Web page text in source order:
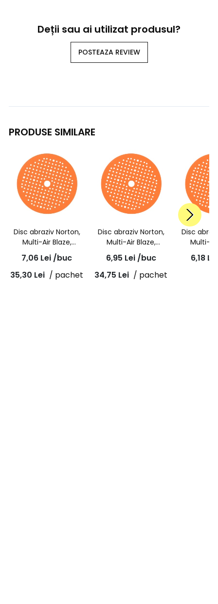
Deții sau ai utilizat produsul?
POSTEAZA REVIEW
PRODUSE SIMILARE
Disc abraziv Norton,
Multi-Air Blaze,
granulatie P40,
ceramic A995,
150x18mm
7,06 Lei /buc
35,30 Lei / pachet
Disc abraziv Norton,
Multi-Air Blaze,
granulatie P60,
ceramic A995,
150x18mm
6,95 Lei /buc
34,75 Lei / pachet
Disc
Multi-
6,18 Lei